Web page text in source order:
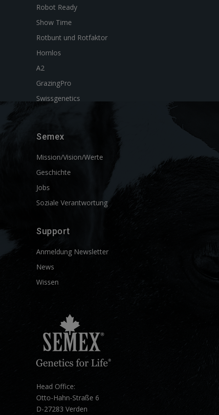
Robot Ready
Show Time
Rotbunt und Rotfaktor
Hornlos
A2
GrazingPro
Swissgenetics
Semex
Mission/Vision/Werte
Geschichte
Jobs
Soziale Verantwortung
Support
Anmeldung Newsletter
News
Wissen
Head Office:
Otto-Hahn-Straße 6
D-27283 Verden